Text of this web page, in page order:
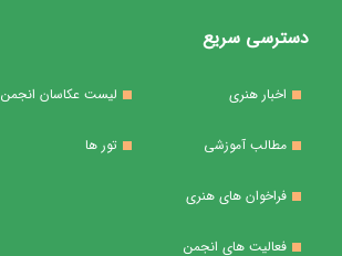
دسترسی سریع
اخبار هنری
مطالب آموزشی
فراخوان های هنری
فعالیت های انجمن
لیست عکاسان انجمن
تور ها